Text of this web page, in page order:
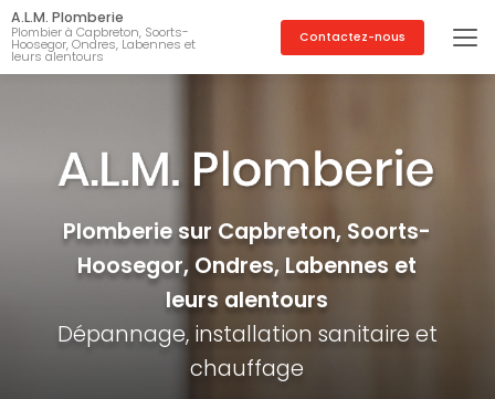
Aller
au
contenu
principal
A.L.M. Plomberie
Plombier à Capbreton, Soorts-
Hoosegor, Ondres, Labennes et
leurs alentours
Contactez-nous
Plomberie sur Capbreton, Soorts-
Hoosegor, Ondres, Labennes et
leurs alentours
Dépannage, installation sanitaire et
chauffage